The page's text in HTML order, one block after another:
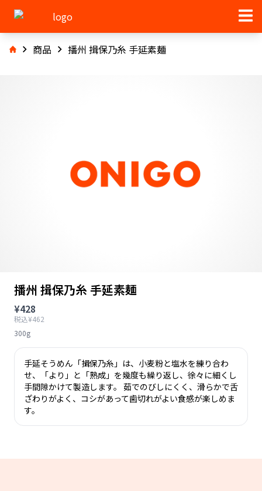
商品 播州 揖保乃糸 手延素麺
播州 揖保乃糸 手延素麺
¥428
税込¥462
300g
手延そうめん「揖保乃糸」は、小麦粉と塩水を練り合わ
せ、「より」と「熟成」を幾度も繰り返し、徐々に細くし
手間隙かけて製造します。 茹でのびしにくく、滑らかで舌
ざわりがよく、コシがあって歯切れがよい食感が楽しめま
す。